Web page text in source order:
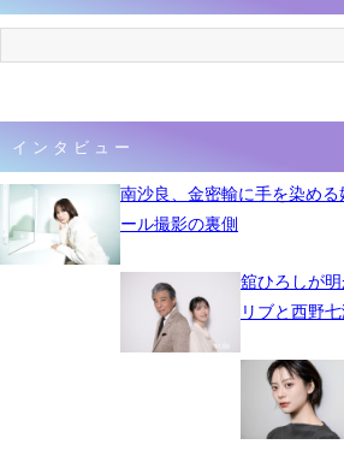
インタビュー
南沙良、金密輸に手を染め
ール撮影の裏側
舘ひろしが
リブと西野